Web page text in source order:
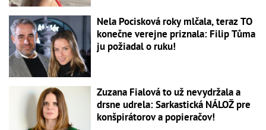
Nela Pocisková roky mlčala, teraz TO
konečne verejne priznala: Filip Tůma
ju požiadal o ruku!
Zuzana Fialová to už nevydržala a
drsne udrela: Sarkastická NÁLOŽ pre
konšpirátorov a popieračov!